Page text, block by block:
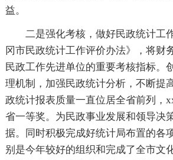
益。
二是强化考核，做好民政统计工
冈市民政统计工作评价办法》，将财
民政工作先进单位的重要考核指标。
理机制，加强民政统计分析，不断提
政统计报表质量一直位居全省前列，
省一等奖。为民政事业发展和领导决
据。同时积极完成好统计局布置的各
别是今年较好的组织和完成了全市文